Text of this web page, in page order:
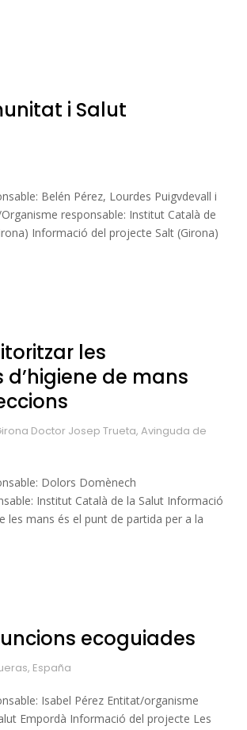
i Salut
Belén Pérez, Lourdes Puigvdevall i
responsable: Institut Català de
Informació del projecte Salt (Girona)
les
de mans
Doctor Josep Trueta, Avinguda de
Dolors Domènech
Institut Català de la Salut Informació
les mans és el punt de partida per a la
ecoguiades
España
Isabel Pérez Entitat/organisme
Empordà Informació del projecte Les